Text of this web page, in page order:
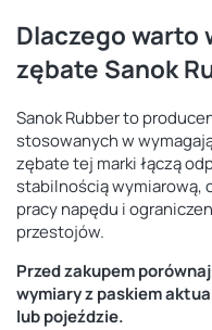
Dlaczego warto
zębate Sanok
Sanok Rubber to
stosowanych w
zębate tej marki łączą
stabilnością wymiarową,
pracy napędu i
przestojów.
Przed zakupem
wymiary z paskiem
lub pojeździe.